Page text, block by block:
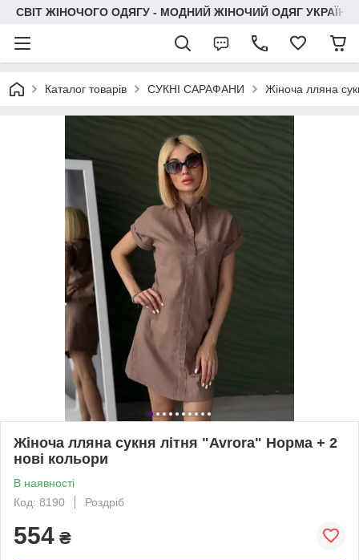
СВІТ ЖІНОЧОГО ОДЯГУ - МОДНИЙ ЖІНОЧИЙ ОДЯГ УКРАЇНИ
Каталог товарів СУКНІ САРАФАНИ Жіноча лляна
Жіноча лляна сукня літня "Avrora" Норма + 2
нові кольори
В наявності
Код: 8190
Роздріб
554 ₴